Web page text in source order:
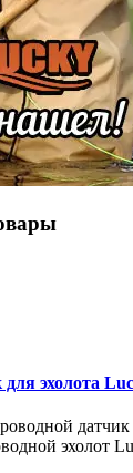
эхолота
датчик
эхолот